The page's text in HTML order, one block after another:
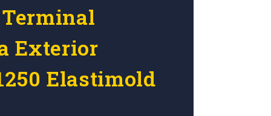
Exterior
Elastimold